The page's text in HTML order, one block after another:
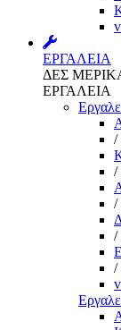
ΕΡΓΑΛΕΙΑ
ΔΕΣ
ΕΡΓΑΛΕΙΑ
/
/
/
/
/